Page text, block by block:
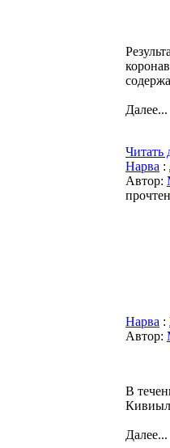
Далее...
Читать
Нарва :
Автор:
Нарва :
Автор:
В
Далее...